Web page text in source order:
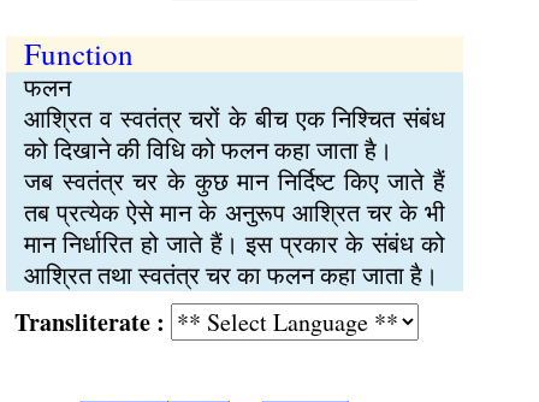
Function
फलन
आश्रित व स्वतंत्र चरों के बीच एक निश्चित संबंध
को दिखाने की विधि को फलन कहा जाता है।
जब स्वतंत्र चर के कुछ मान निर्दिष्ट किए जाते हैं
तब प्रत्येक ऐसे मान के अनुरूप आश्रित चर के भी
मान निर्धारित हो जाते हैं। इस प्रकार के संबंध को
आश्रित तथा स्वतंत्र चर का फलन कहा जाता है।
: